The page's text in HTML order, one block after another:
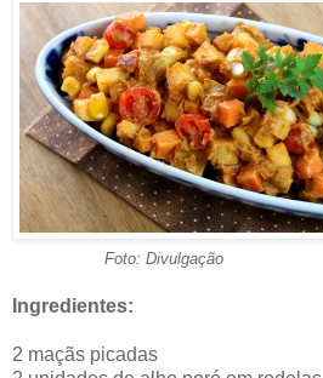
Foto: Divulgação
Ingredientes:
2 maçãs picadas